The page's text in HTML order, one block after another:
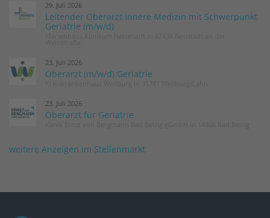
29. Juli 2026
Leitender Oberarzt Innere Medizin mit Schwerpunkt
Geriatrie (m/w/d)
23. Juli 2026
Oberarzt (m/w/d) Geriatrie
23. Juli 2026
Oberarzt für Geriatrie
weitere Anzeigen im Stellenmarkt